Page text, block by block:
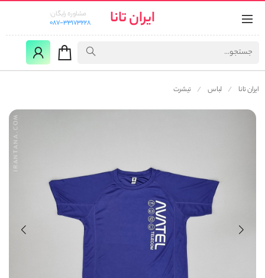
ایران تانا
مشاوره رایگان:
087-33173228
ایران تانا لباس تیشرت